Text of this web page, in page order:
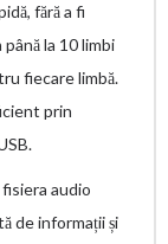
fără a fi
la 10 limbi
fiecare limbă.
prin
audio
de informații și